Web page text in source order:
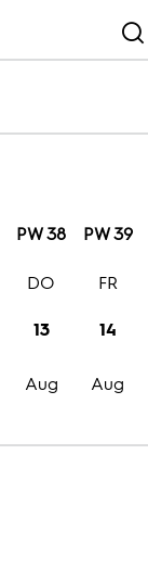
PW 38 PW 39
13
Aug
DO
14
Aug
FR